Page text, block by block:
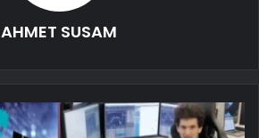
AHMET SUSAM